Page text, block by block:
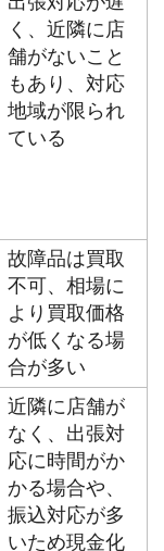
く、近隣に店
舗がないこと
もあり、対応
地域が限られ
ている
故障品は買取
不可、相場に
より買取価格
が低くなる場
合が多い
近隣に店舗が
なく、出張対
応に時間がか
かる場合や、
振込対応が多
いため現金化